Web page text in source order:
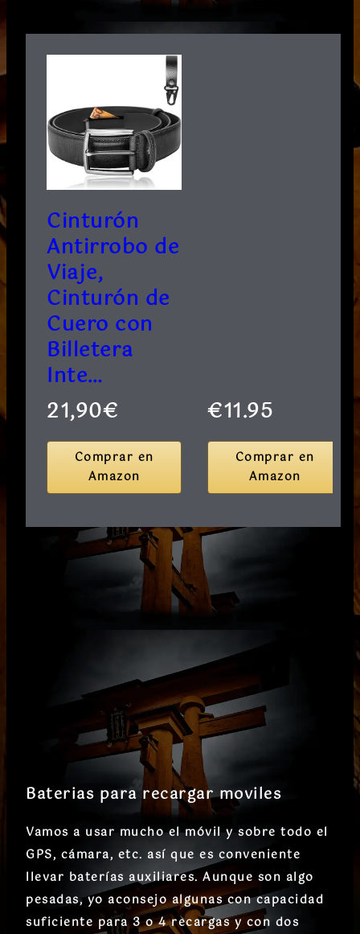
Cinturón
Antirrobo de
Viaje,
Cinturón de
Cuero con
Billetera
Inte…
21,90€
Comprar en
Amazon
€11.95
Comprar en
Amazon
Baterias para recargar moviles
Vamos a usar mucho el móvil y sobre todo el
GPS, cámara, etc. así que es conveniente
llevar baterías auxiliares. Aunque son algo
pesadas, yo aconsejo algunas con capacidad
suficiente para 3 o 4 recargas y con dos